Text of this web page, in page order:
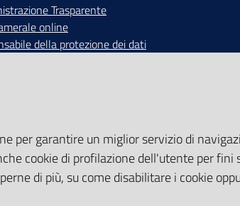
Trasparente
online
della protezione dei dati
per garantire un miglior servizio di
cookie di profilazione dell'utente per
di più, su come disabilitare i cookie